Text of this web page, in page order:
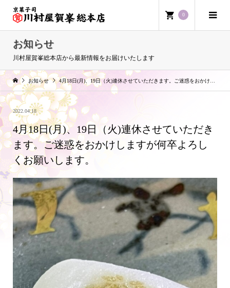
0
お知らせ
川村屋賀峯総本店から最新情報をお届けいたします
お知らせ 4月18日(月)、19日（火)連休させていただきます。ご迷惑をおかけしますが何卒よろしくお願いします。
2022.04.18
4月18日(月)、19日（火)連休させていただき
ます。ご迷惑をおかけしますが何卒よろし
くお願いします。